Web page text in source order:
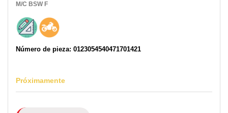
M/C BSW F
Número de pieza: 0123054540471701421
Próximamente